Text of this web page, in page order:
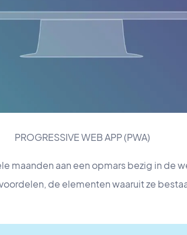
PROGRESSIVE WEB APP (PWA)
maanden aan een opmars bezig in de
de elementen waaruit ze